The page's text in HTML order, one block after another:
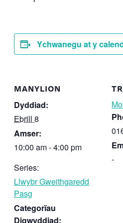
Ychwanegu at y
MANYLION
Dyddiad:
Ebrill 8
Amser:
10:00 am - 4:00 pm
Series:
Llwybr Gweithgaredd
Pasg
Categorïau
Digwyddiad:
-